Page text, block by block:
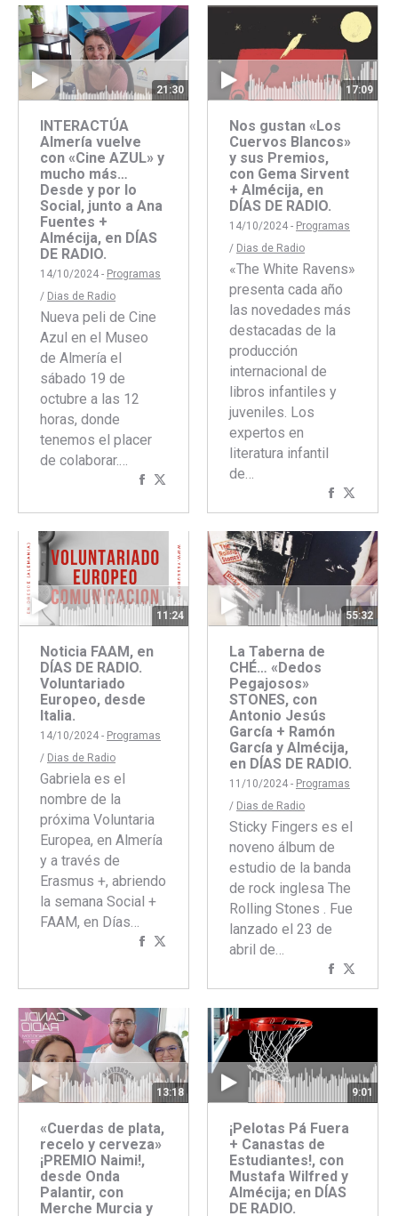
Facebook
Twitter
21:30
INTERACTÚA
Almería vuelve
con «Cine AZUL» y
mucho más…
Desde y por lo
Social, junto a Ana
Fuentes +
Almécija, en DÍAS
DE RADIO.
14/10/2024 - Programas
/ Dias de Radio
Nueva peli de Cine
Azul en el Museo
de Almería el
sábado 19 de
octubre a las 12
horas, donde
tenemos el placer
de colaborar.…
Compartir
17:09
Nos gustan «Los
Cuervos Blancos»
y sus Premios,
con Gema Sirvent
+ Almécija, en
DÍAS DE RADIO.
14/10/2024 - Programas
/ Dias de Radio
«The White Ravens»
presenta cada año
las novedades más
destacadas de la
producción
internacional de
libros infantiles y
juveniles. Los
expertos en
literatura infantil
de…
Compartir
concon
11:24
Noticia FAAM, en
DÍAS DE RADIO.
Voluntariado
Europeo, desde
Italia.
14/10/2024 - Programas
/ Dias de Radio
Gabriela es el
nombre de la
próxima Voluntaria
Europea, en Almería
y a través de
Erasmus +, abriendo
la semana Social +
FAAM, en Días…
Compartir
55:32
La Taberna de
CHÉ… «Dedos
Pegajosos»
STONES, con
Antonio Jesús
García + Ramón
García y Almécija,
en DÍAS DE RADIO.
11/10/2024 - Programas
/ Dias de Radio
Sticky Fingers es el
noveno álbum de
estudio de la banda
de rock inglesa The
Rolling Stones . Fue
lanzado el 23 de
abril de…
Compartir
concon
13:18
«Cuerdas de plata,
recelo y cerveza»
¡PREMIO Naimi!,
desde Onda
Palantir, con
Merche Murcia y
9:01
¡Pelotas Pá Fuera
+ Canastas de
Estudiantes!, con
Mustafa Wilfred y
Almécija; en DÍAS
DE RADIO.